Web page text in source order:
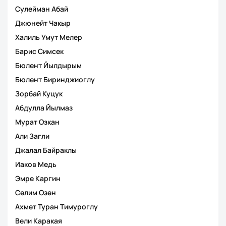
Сулейман Абай
Джюнейт Чакыр
Халиль Умут Мелер
Барис Симсек
Бюлент Йылдырым
Бюлент Биринджиоглу
Зорбай Куцук
Абдулла Йылмаз
Мурат Озкан
Али Загли
Джалал Байраклы
Иаков Медь
Эмре Каргин
Селим Озен
Ахмет Туран Тимуроглу
Вели Каракая